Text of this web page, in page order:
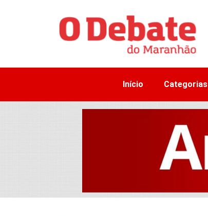
Início Categorias